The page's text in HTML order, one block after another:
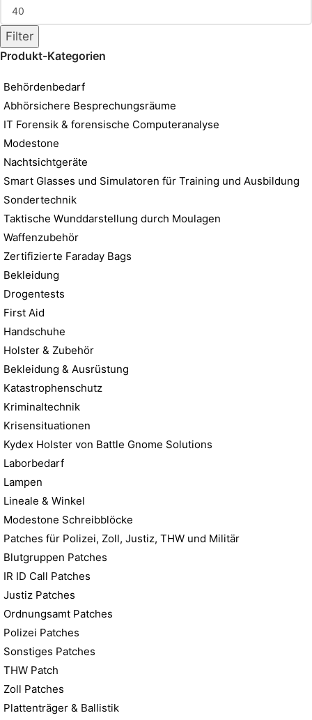
Filter
Produkt-Kategorien
Behördenbedarf
Abhörsichere Besprechungsräume
IT Forensik & forensische Computeranalyse
Modestone
Nachtsichtgeräte
Smart Glasses und Simulatoren für Training und Ausbildung
Sondertechnik
Taktische Wunddarstellung durch Moulagen
Waffenzubehör
Zertifizierte Faraday Bags
Bekleidung
Drogentests
First Aid
Handschuhe
Holster & Zubehör
Bekleidung & Ausrüstung
Katastrophenschutz
Kriminaltechnik
Krisensituationen
Kydex Holster von Battle Gnome Solutions
Laborbedarf
Lampen
Lineale & Winkel
Modestone Schreibblöcke
Patches für Polizei, Zoll, Justiz, THW und Militär
Blutgruppen Patches
IR ID Call Patches
Justiz Patches
Ordnungsamt Patches
Polizei Patches
Sonstiges Patches
THW Patch
Zoll Patches
Plattenträger & Ballistik